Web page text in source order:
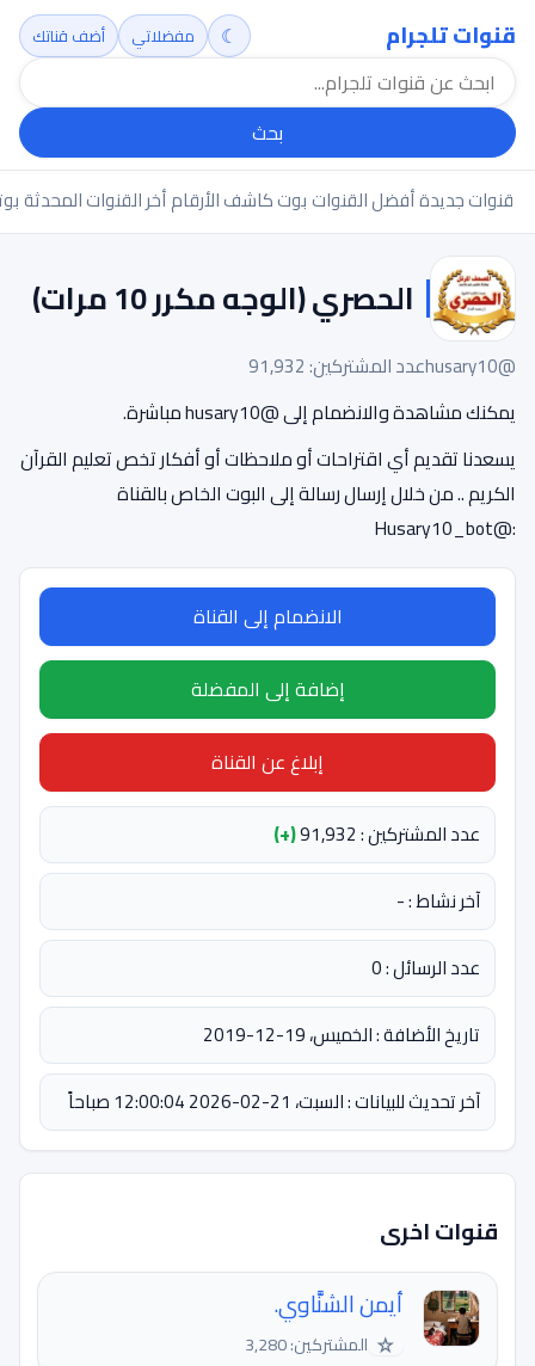
قنوات تلجرام
بحث
☾ مفضلاتي أضف قناتك
قنوات جديدةأفضل القنواتبوت كاشف الأرقامأخر القنوات المحدثة
الحصري (الوجه مكرر 10 مرات)
@husary10
عدد المشتركين: 91,932
يمكنك مشاهدة والانضمام إلى @husary10 مباشرة.
يسعدنا تقديم أي اقتراحات أو ملاحظات أو أفكار تخص تعليم القرآن
الكريم .. من خلال إرسال رسالة إلى البوت الخاص بالقناة
:@Husary10_bot
الانضمام إلى القناة
إضافة إلى المفضلة
إبلاغ عن القناة
عدد المشتركين : 91,932
(+)
آخر نشاط : -
عدد الرسائل : 0
تاريخ الأضافة : الخميس، 19-12-2019
آخر تحديث للبيانات : السبت، 21-02-2026 12:00:04 صباحاً
قنوات اخرى
أيمن الشنَّاوي.
☆ المشتركين: 3,280